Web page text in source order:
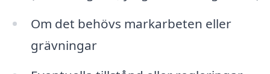
Om det behövs markarbeten eller
grävningar